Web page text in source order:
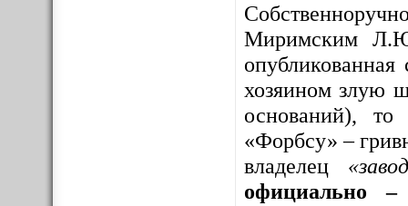
Миримским
хозяином злую
оснований), то
«Форбсу» –
владелец
официально